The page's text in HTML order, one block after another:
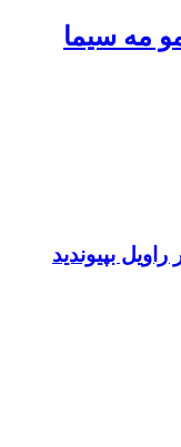
مه سیما